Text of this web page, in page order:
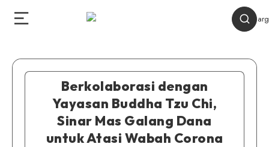
Berkolaborasi dengan
Yayasan Buddha Tzu Chi,
Sinar Mas Galang Dana
untuk Atasi Wabah Corona